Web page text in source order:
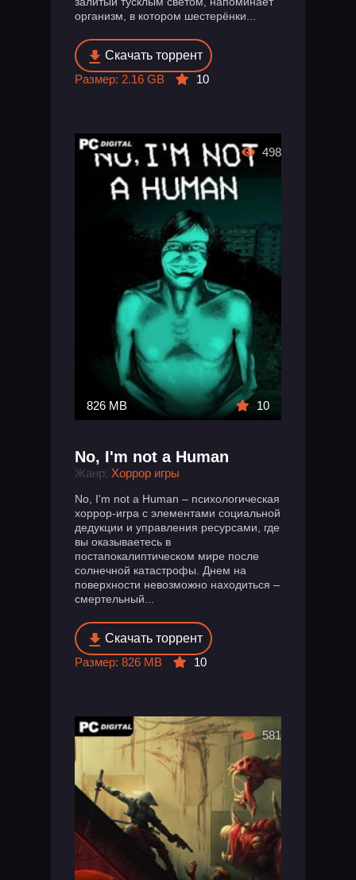
организм, в котором шестерёнки...
Скачать торрент
Размер: 2.16 GB
10
826 MB 10
No, I'm not a Human
Жанр: Хоррор игры
No, I'm not a Human – психологическая
хоррор-игра с элементами социальной
дедукции и управления ресурсами, где
вы оказываетесь в
постапокалиптическом мире после
солнечной катастрофы. Днем на
поверхности невозможно находиться –
смертельный...
Скачать торрент
Размер: 826 MB
10
498
581